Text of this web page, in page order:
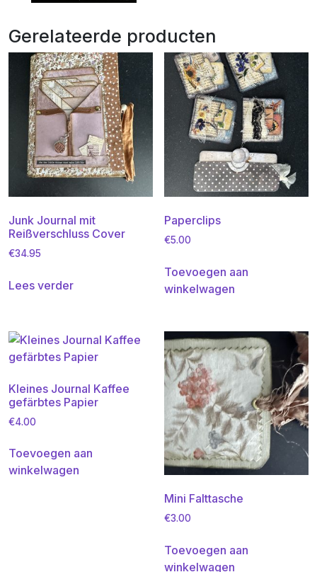
Gerelateerde producten
Junk Journal mit
Reißverschluss Cover
€34.95
Lees verder
Paperclips
€5.00
Toevoegen aan
winkelwagen
Kleines Journal Kaffee
gefärbtes Papier
€4.00
Toevoegen aan
winkelwagen
Mini Falttasche
€3.00
Toevoegen aan
winkelwagen